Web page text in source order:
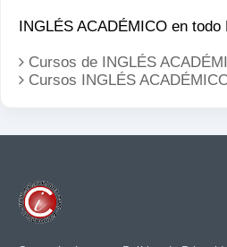
INGLÉS ACADÉMICO en
Cursos de INGLÉS
Cursos INGLÉS